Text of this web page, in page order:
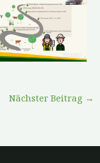
Nächster Beitrag →